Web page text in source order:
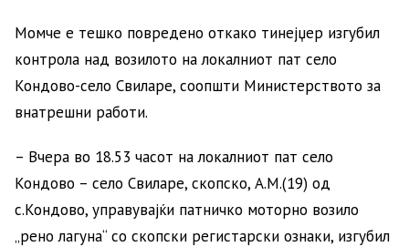
Момче е тешко повредено откако тинејџер изгубил
контрола над возилото на локалниот пат село
Кондово-село Свиларе, соопшти Министерството за
внатрешни работи.
– Вчера во 18.53 часот на локалниот пат село
Кондово – село Свиларе, скопско, А.М.(19) од
с.Кондово, управувајќи патничко моторно возило
„рено лагуна“ со скопски регистарски ознаки, изгубил